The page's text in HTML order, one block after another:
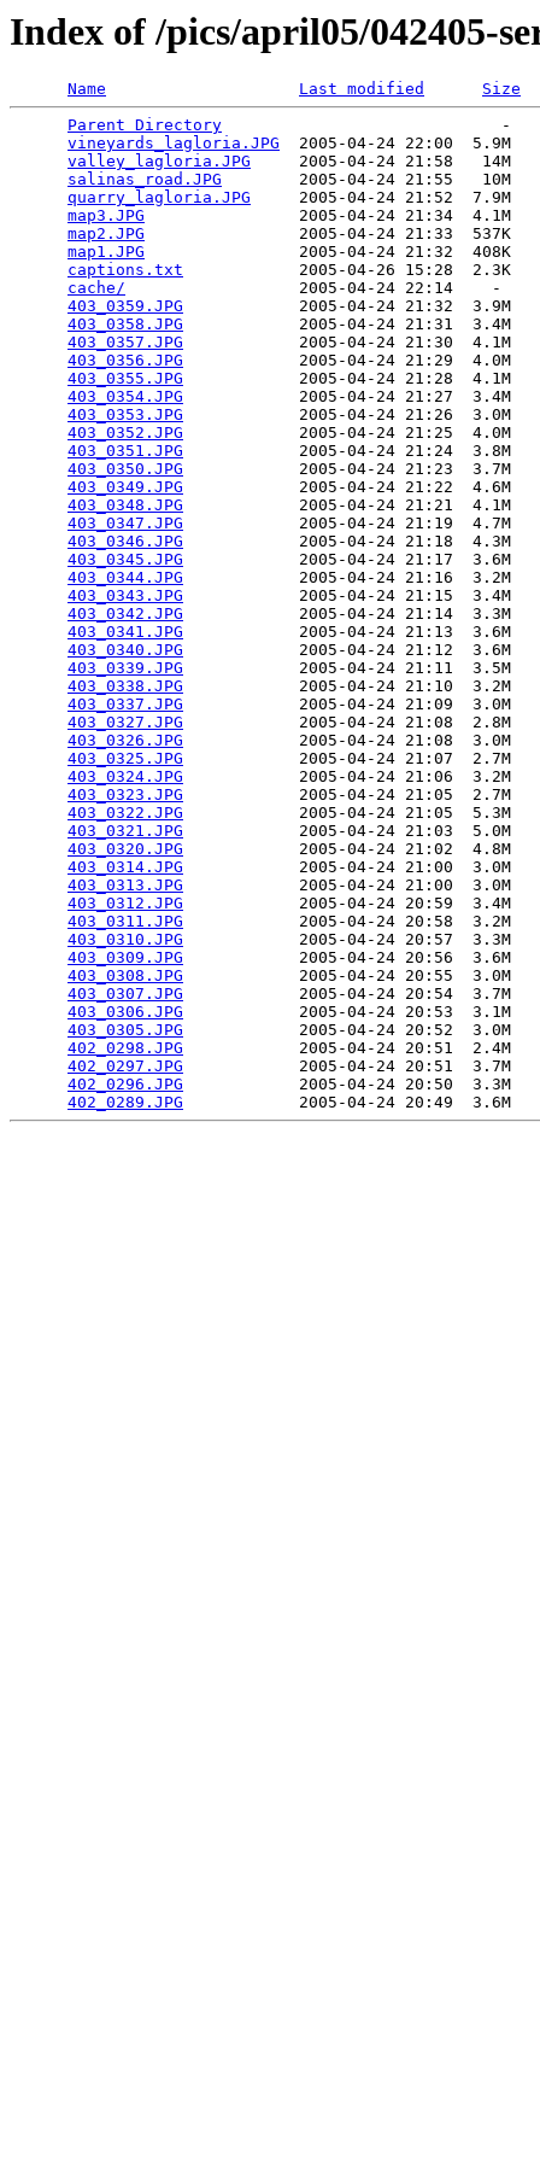
Index of /pics/april05/042405-
Name Last modified
Size
Parent Directory
                             -
vineyards_lagloria.JPG
  2005-04-24 22:00  5.9M
valley_lagloria.JPG
     2005-04-24 21:58   14M
salinas_road.JPG
        2005-04-24 21:55   10M
quarry_lagloria.JPG
     2005-04-24 21:52  7.9M
map3.JPG
                2005-04-24 21:34  4.1M
map2.JPG
                2005-04-24 21:33  537K
map1.JPG
                2005-04-24 21:32  408K
captions.txt
            2005-04-26 15:28  2.3K
cache/
                  2005-04-24 22:14    -
403_0359.JPG
            2005-04-24 21:32  3.9M
403_0358.JPG
            2005-04-24 21:31  3.4M
403_0357.JPG
            2005-04-24 21:30  4.1M
403_0356.JPG
            2005-04-24 21:29  4.0M
403_0355.JPG
            2005-04-24 21:28  4.1M
403_0354.JPG
            2005-04-24 21:27  3.4M
403_0353.JPG
            2005-04-24 21:26  3.0M
403_0352.JPG
            2005-04-24 21:25  4.0M
403_0351.JPG
            2005-04-24 21:24  3.8M
403_0350.JPG
            2005-04-24 21:23  3.7M
403_0349.JPG
            2005-04-24 21:22  4.6M
403_0348.JPG
            2005-04-24 21:21  4.1M
403_0347.JPG
            2005-04-24 21:19  4.7M
403_0346.JPG
            2005-04-24 21:18  4.3M
403_0345.JPG
            2005-04-24 21:17  3.6M
403_0344.JPG
            2005-04-24 21:16  3.2M
403_0343.JPG
            2005-04-24 21:15  3.4M
403_0342.JPG
            2005-04-24 21:14  3.3M
403_0341.JPG
            2005-04-24 21:13  3.6M
403_0340.JPG
            2005-04-24 21:12  3.6M
403_0339.JPG
            2005-04-24 21:11  3.5M
403_0338.JPG
            2005-04-24 21:10  3.2M
403_0337.JPG
            2005-04-24 21:09  3.0M
403_0327.JPG
            2005-04-24 21:08  2.8M
403_0326.JPG
            2005-04-24 21:08  3.0M
403_0325.JPG
            2005-04-24 21:07  2.7M
403_0324.JPG
            2005-04-24 21:06  3.2M
403_0323.JPG
            2005-04-24 21:05  2.7M
403_0322.JPG
            2005-04-24 21:05  5.3M
403_0321.JPG
            2005-04-24 21:03  5.0M
403_0320.JPG
            2005-04-24 21:02  4.8M
403_0314.JPG
            2005-04-24 21:00  3.0M
403_0313.JPG
            2005-04-24 21:00  3.0M
403_0312.JPG
            2005-04-24 20:59  3.4M
403_0311.JPG
            2005-04-24 20:58  3.2M
403_0310.JPG
            2005-04-24 20:57  3.3M
403_0309.JPG
            2005-04-24 20:56  3.6M
403_0308.JPG
            2005-04-24 20:55  3.0M
403_0307.JPG
            2005-04-24 20:54  3.7M
403_0306.JPG
            2005-04-24 20:53  3.1M
403_0305.JPG
            2005-04-24 20:52  3.0M
402_0298.JPG
            2005-04-24 20:51  2.4M
402_0297.JPG
            2005-04-24 20:51  3.7M
402_0296.JPG
            2005-04-24 20:50  3.3M
402_0289.JPG